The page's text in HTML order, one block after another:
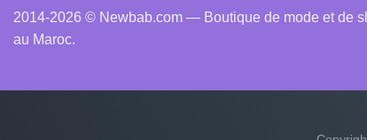
2014-2026 © Newbab.com — Boutique de mode et de
au Maroc.